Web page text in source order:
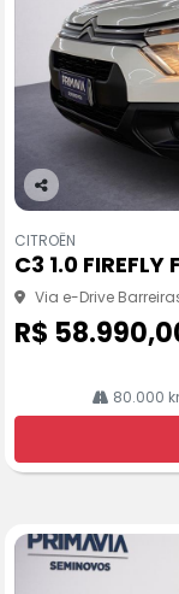
Co
pa
rtil
he
CITROËN
C3 1.0 FIREFLY
Via e-Drive
R$
80.000